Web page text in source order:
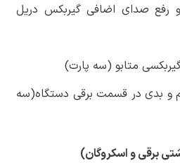
رفع صدای اضافی گیربکس دریل
متابو (سه پارت)
و بدی در قسمت برقی دستگاه(سه
برقی و اسکروگان)